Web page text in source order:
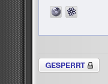
Thema gesperrt